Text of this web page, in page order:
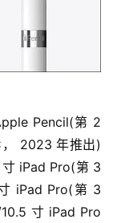
Pencil(第 2
2023 年推出)
iPad Pro(第 3
iPad Pro(第 3
寸 iPad Pro